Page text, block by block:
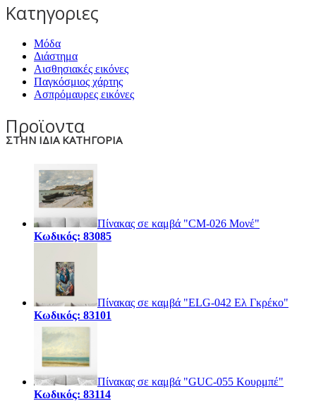
Κατηγοριες
Μόδα
Διάστημα
Αισθησιακές εικόνες
Παγκόσμιος χάρτης
Ασπρόμαυρες εικόνες
Προϊοντα
ΣΤΗΝ ΙΔΙΑ ΚΑΤΗΓΟΡΙΑ
Πίνακας σε καμβά "CM-026 Μονέ"
Κωδικός: 83085
Πίνακας σε καμβά "ELG-042 Ελ Γκρέκο"
Κωδικός: 83101
Πίνακας σε καμβά "GUC-055 Κουρμπέ"
Κωδικός: 83114